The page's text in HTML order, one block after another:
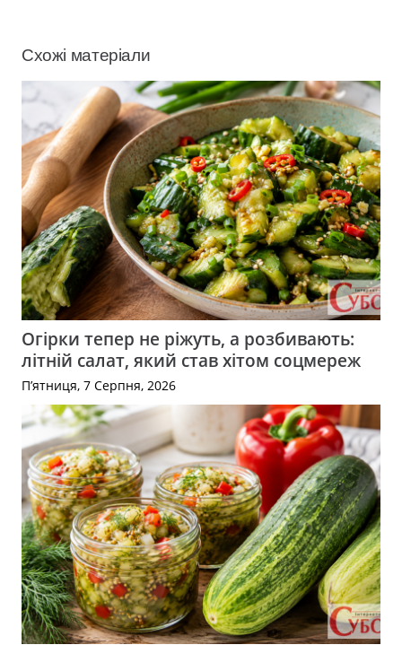
Схожі матеріали
Огірки тепер не ріжуть, а розбивають:
літній салат, який став хітом соцмереж
П’ятниця, 7 Серпня, 2026